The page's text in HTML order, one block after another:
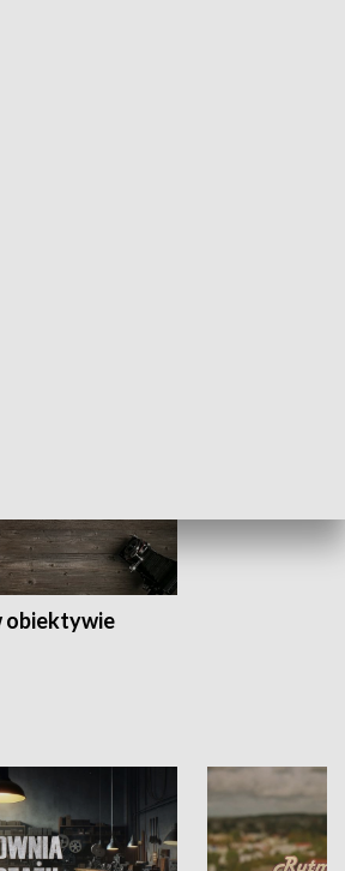
obiektywie